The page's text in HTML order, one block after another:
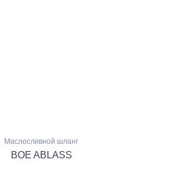
Маслосливной шланг
BOE ABLASS